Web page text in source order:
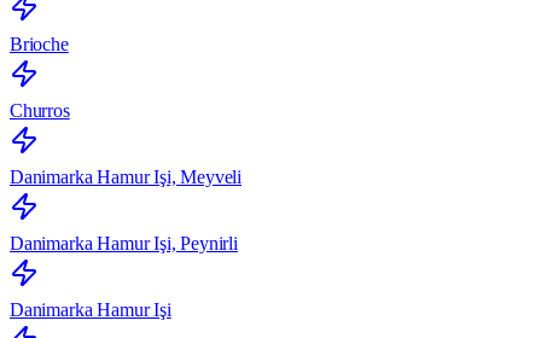
Brioche
Churros
Danimarka Hamur Işi, Meyveli
Danimarka Hamur Işi, Peynirli
Danimarka Hamur Işi